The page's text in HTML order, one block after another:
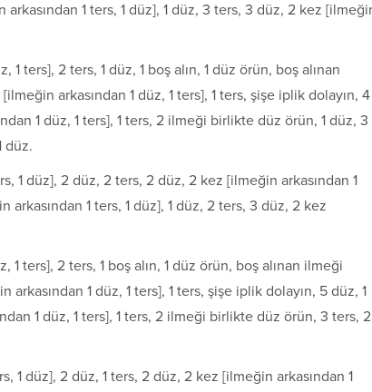
1 ters, 1 düz], 1 düz, 3 ters, 3 düz, 2 kez
ters], 2 ters, 1 düz, 1 boş alın, 1 düz örün, boş alınan
arkasından 1 düz, 1 ters], 1 ters, şişe iplik dolayın, 4
1 düz, 1 ters], 1 ters, 2 ilmeği birlikte düz örün, 1 düz, 3
düz.
1 düz], 2 düz, 2 ters, 2 düz, 2 kez [ilmeğin arkasından 1
1 ters, 1 düz], 1 düz, 2 ters, 3 düz, 2 kez
1 ters], 2 ters, 1 boş alın, 1 düz örün, boş alınan ilmeği
1 düz, 1 ters], 1 ters, şişe iplik dolayın, 5 düz, 1
1 düz, 1 ters], 1 ters, 2 ilmeği birlikte düz örün, 3 ters, 2
1 düz], 2 düz, 1 ters, 2 düz, 2 kez [ilmeğin arkasından 1